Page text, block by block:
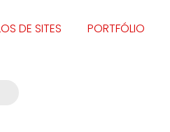
DE SITES PORTFÓLIO